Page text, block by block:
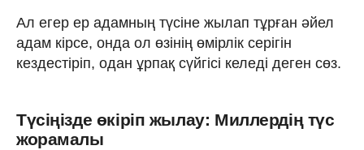
Ал егер ер адамның түсіне жылап тұрған әйел
адам кірсе, онда ол өзінің өмірлік серігін
кездестіріп, одан ұрпақ сүйгісі келеді деген сөз.
Түсіңізде өкіріп жылау: Миллердің түс
жорамалы